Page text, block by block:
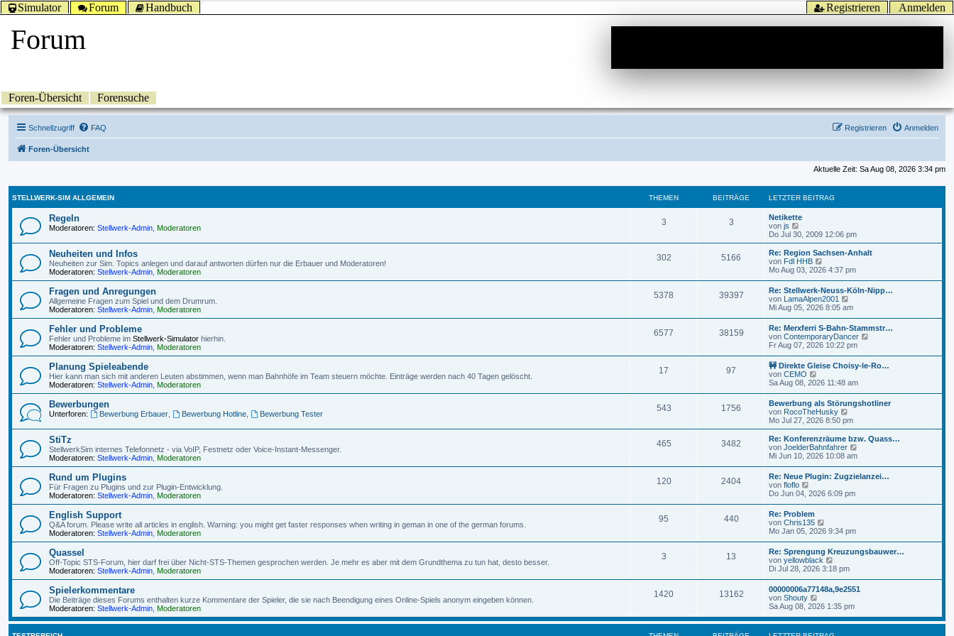
Anmelden
Registrieren
Simulator Forum Handbuch
Forum
Foren-Übersicht Forensuche
Schnellzugriff FAQ Anmelden
Registrieren
Foren-Übersicht
Aktuelle Zeit: Sa Aug 08, 2026 3:34 pm
STELLWERK-SIM ALLGEMEIN THEMEN BEITRÄGE LETZTER BEITRAG
Regeln
Moderatoren: Stellwerk-Admin Moderatoren
3 3
Netikette
von js
e
u
e
s
t
B
e
i
t
r
a
g
Do Jul 30, 2009 12:06 pm
Neuheiten und Infos
Neuheiten zur Sim. Topics anlegen und darauf antworten dürfen nur die Erbauer und Moderatoren!
Moderatoren: Stellwerk-Admin Moderatoren
302 5166
Re: Region Sachsen-Anhalt
von Fdl HHB
e
e
s
t
e
r
B
e
i
t
r
a
g
Mo Aug 03, 2026 4:37 pm
Fragen und Anregungen
Allgemeine Fragen zum Spiel und dem Drumrum.
Moderatoren: Stellwerk-Admin Moderatoren
5378 39397
Re: Stellwerk-Neuss-Köln-Nipp…
von LamaAlpen2001
e
e
s
t
e
r
B
i
t
r
a
g
Mi Aug 05, 2026 8:05 am
Fehler und Probleme
Fehler und Probleme im Stellwerk-Simulator hierhin.
Moderatoren: Stellwerk-Admin Moderatoren
6577 38159
Re: Merxferri S-Bahn-Stammstr…
von ContemporaryDancer
e
s
r
B
t
r
Fr Aug 07, 2026 10:22 pm
Planung Spieleabende
Hier kann man sich mit anderen Leuten abstimmen, wenn man Bahnhöfe im Team steuern möchte. Einträge werden nach 40 Tagen gelöscht.
Moderatoren: Stellwerk-Admin Moderatoren
17 97
🚧 Direkte Gleise Choisy-le-Ro…
von CEMO
e
e
s
t
e
B
e
i
t
r
g
Sa Aug 08, 2026 11:48 am
Bewerbungen
Unterforen: Bewerbung Erbauer, Bewerbung Hotline, Bewerbung Tester
543 1756
Bewerbung als Störungshotliner
von RocoTheHusky
e
u
e
s
t
B
i
t
g
Mo Jul 27, 2026 8:50 pm
StiTz
StellwerkSim internes Telefonnetz - via VoIP, Festnetz oder Voice-Instant-Messenger.
Moderatoren: Stellwerk-Admin Moderatoren
465 3482
Re: Konferenzräume bzw. Quass…
von JoelderBahnfahrer
e
s
r
t
r
a
Mi Jun 10, 2026 10:08 am
Rund um Plugins
Für Fragen zu Plugins und zur Plugin-Entwicklung.
Moderatoren: Stellwerk-Admin Moderatoren
120 2404
Re: Neue Plugin: Zugzielanzei…
von floflo
e
s
t
e
r
B
e
i
t
r
a
g
Do Jun 04, 2026 6:09 pm
English Support
Q&A forum. Please write all articles in english. Warning: you might get faster responses when writing in geman in one of the german forums.
Moderatoren: Stellwerk-Admin Moderatoren
95 440
Re: Problem
von Chris135
e
e
s
t
e
r
B
t
r
a
Mo Jan 05, 2026 9:34 pm
Quassel
Off-Topic STS-Forum, hier darf frei über Nicht-STS-Themen gesprochen werden. Je mehr es aber mit dem Grundthema zu tun hat, desto besser.
Moderatoren: Stellwerk-Admin Moderatoren
3 13
Re: Sprengung Kreuzungsbauwer…
von yellowblack
e
e
s
t
e
r
Di Jul 28, 2026 3:18 pm
Spielerkommentare
Die Beiträge dieses Forums enthalten kurze Kommentare der Spieler, die sie nach Beendigung eines Online-Spiels anonym eingeben können.
Moderatoren: Stellwerk-Admin Moderatoren
1420 13162
00000006a77148a,9e2551
von Shouty
e
e
Sa Aug 08, 2026 1:35 pm